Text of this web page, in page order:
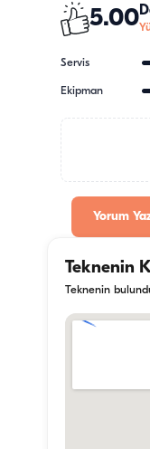
5.00
Servis
Ekipman
Yorum
Teknenin
Teknenin